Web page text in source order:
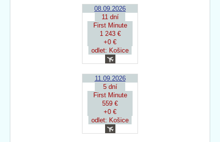
08.09.2026
11 dní
First Minute
1 243 €
+0 €
odlet: Košice
11.09.2026
5 dní
First Minute
559 €
+0 €
odlet: Košice